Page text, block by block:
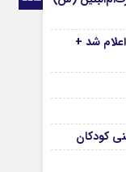
شد +
کودکان